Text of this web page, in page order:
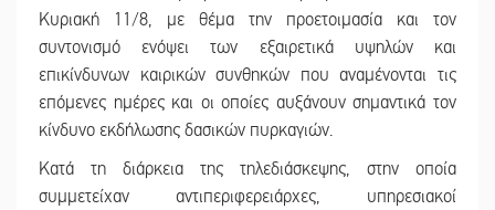
Κυριακή 11/8, με θέμα την προετοιμασία και τον
συντονισμό ενόψει των εξαιρετικά υψηλών και
επικίνδυνων καιρικών συνθηκών που αναμένονται τις
επόμενες ημέρες και οι οποίες αυξάνουν σημαντικά τον
κίνδυνο εκδήλωσης δασικών πυρκαγιών.
Κατά τη διάρκεια της τηλεδιάσκεψης, στην οποία
συμμετείχαν αντιπεριφερειάρχες, υπηρεσιακοί